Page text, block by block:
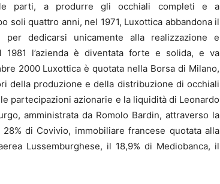
parti, a produrre gli occhiali completi e a
soli quattro anni, nel 1971, Luxottica abbandona il
dedicarsi unicamente alla realizzazione e
1981 l’azienda è diventata forte e solida, e va
2000 Luxottica è quotata nella Borsa di Milano,
della produzione e della distribuzione di occhiali
partecipazioni azionarie e la liquidità di Leonardo
amministrata da Romolo Bardin, attraverso la
di Covivio, immobiliare francese quotata alla
Lussemburghese, il 18,9% di Mediobanca, il